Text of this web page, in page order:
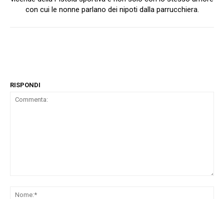
con cui le nonne parlano dei nipoti dalla parrucchiera.
RISPONDI